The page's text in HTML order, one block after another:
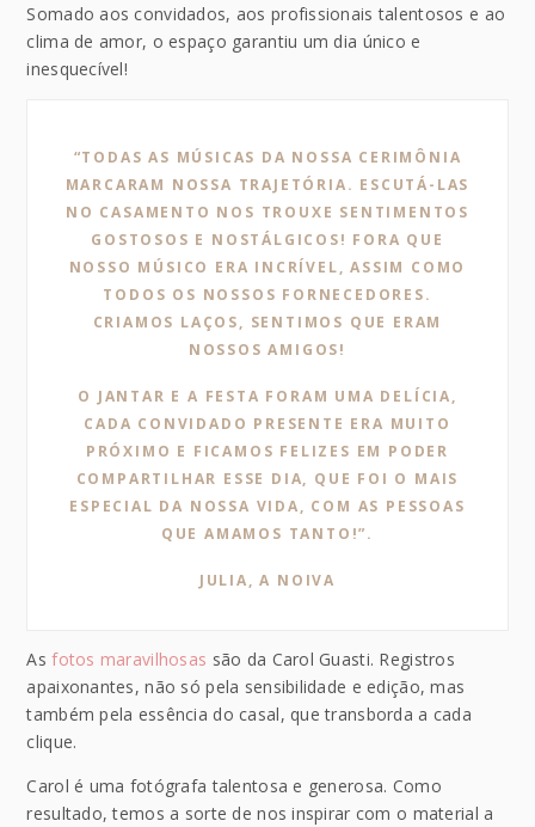
Somado aos convidados, aos profissionais talentosos e ao
clima de amor, o espaço garantiu um dia único e
inesquecível!
“TODAS AS MÚSICAS DA NOSSA CERIMÔNIA
MARCARAM NOSSA TRAJETÓRIA. ESCUTÁ-LAS
NO CASAMENTO NOS TROUXE SENTIMENTOS
GOSTOSOS E NOSTÁLGICOS! FORA QUE
NOSSO MÚSICO ERA INCRÍVEL, ASSIM COMO
TODOS OS NOSSOS FORNECEDORES.
CRIAMOS LAÇOS, SENTIMOS QUE ERAM
NOSSOS AMIGOS!
O JANTAR E A FESTA FORAM UMA DELÍCIA,
CADA CONVIDADO PRESENTE ERA MUITO
PRÓXIMO E FICAMOS FELIZES EM PODER
COMPARTILHAR ESSE DIA, QUE FOI O MAIS
ESPECIAL DA NOSSA VIDA, COM AS PESSOAS
QUE AMAMOS TANTO!”.
JULIA, A NOIVA
Asfotos maravilhosas são da Carol Guasti. Registros
apaixonantes, não só pela sensibilidade e edição, mas
também pela essência do casal, que transborda a cada
clique.
Carol é uma fotógrafa talentosa e generosa. Como
resultado, temos a sorte de nos inspirar com o material a